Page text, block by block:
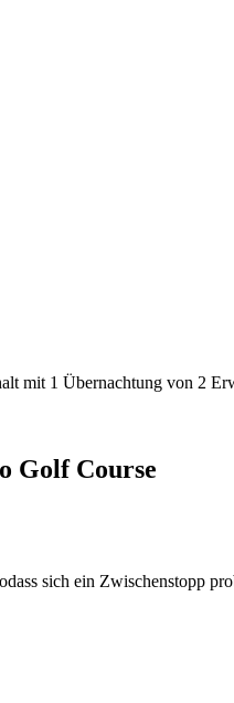
mit 1 Übernachtung von 2
Golf Course
sich ein Zwischenstopp